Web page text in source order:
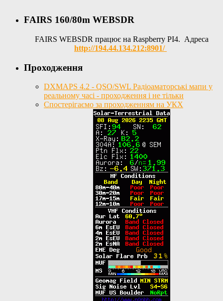
FAIRS 160/80m WEBSDR
FAIRS WEBSDR працює на Raspberry PI4. Адреса
http://194.44.134.212:8901/
Проходження
DXMAPS 4.2 - QSO/SWL Радіоаматорські мапи у
реальному часі - проходження і не тільки
Спостерігаємо за проходженням на УКХ